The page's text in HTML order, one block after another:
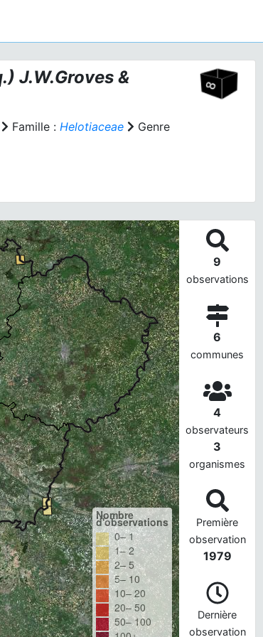
J.W.Groves &
Famille : Helotiaceae
Genre
Nombre
d'observations
0– 1
1– 2
2– 5
5– 10
10– 20
20– 50
50– 100
9
observations
6
communes
4
observateurs
3
organismes
Première
observation
1979
Dernière
observation